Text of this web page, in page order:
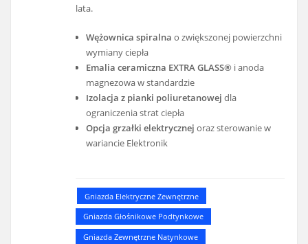
lata.
Wężownica spiralna o zwiększonej powierzchni
wymiany ciepła
Emalia ceramiczna EXTRA GLASS®i anoda
magnezowa w standardzie
Izolacja z pianki poliuretanowej dla
ograniczenia strat ciepła
Opcja grzałki elektrycznej oraz sterowanie w
wariancie Elektronik
Gniazda Elektryczne Zewnętrzne
Gniazda Głośnikowe Podtynkowe
Gniazda Zewnętrzne Natynkowe